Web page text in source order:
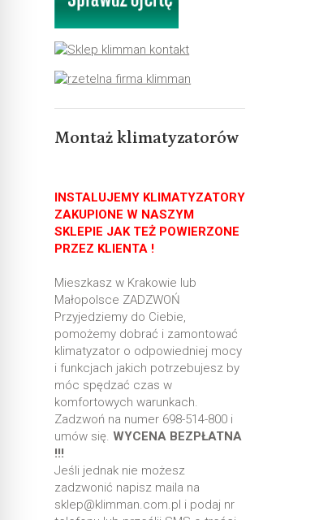
Montaż klimatyzatorów
INSTALUJEMY KLIMATYZATORY
ZAKUPIONE W NASZYM
SKLEPIE JAK TEŻ POWIERZONE
PRZEZ KLIENTA !
Mieszkasz w Krakowie lub
Małopolsce ZADZWOŃ
Przyjedziemy do Ciebie,
pomożemy dobrać i zamontować
klimatyzator o odpowiedniej mocy
i funkcjach jakich potrzebujesz by
móc spędzać czas w
komfortowych warunkach.
Zadzwoń na numer 698-514-800 i
umów się.WYCENA BEZPŁATNA
!!!
Jeśli jednak nie możesz
zadzwonić napisz maila na
sklep@klimman.com.pl i podaj nr